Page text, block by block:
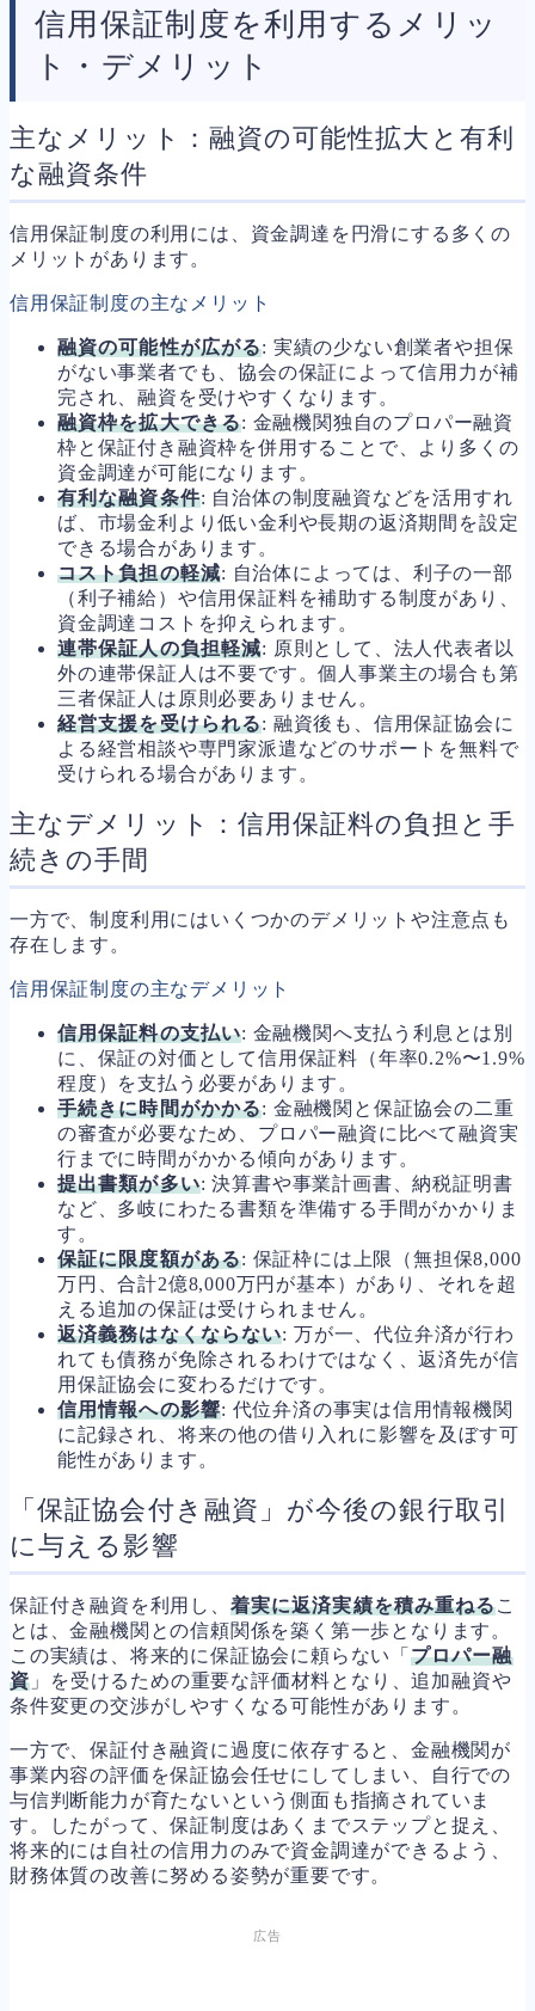
信用保証制度を利用するメリッ
ト・デメリット
主なメリット：融資の可能性拡大と有利
な融資条件
信用保証制度の利用には、資金調達を円滑にする多くの
メリットがあります。
信用保証制度の主なメリット
融資の可能性が広がる: 実績の少ない創業者や担保
がない事業者でも、協会の保証によって信用力が補
完され、融資を受けやすくなります。
融資枠を拡大できる: 金融機関独自のプロパー融資
枠と保証付き融資枠を併用することで、より多くの
資金調達が可能になります。
有利な融資条件: 自治体の制度融資などを活用すれ
ば、市場金利より低い金利や長期の返済期間を設定
できる場合があります。
コスト負担の軽減: 自治体によっては、利子の一部
（利子補給）や信用保証料を補助する制度があり、
資金調達コストを抑えられます。
連帯保証人の負担軽減: 原則として、法人代表者以
外の連帯保証人は不要です。個人事業主の場合も第
三者保証人は原則必要ありません。
経営支援を受けられる: 融資後も、信用保証協会に
よる経営相談や専門家派遣などのサポートを無料で
受けられる場合があります。
主なデメリット：信用保証料の負担と手
続きの手間
一方で、制度利用にはいくつかのデメリットや注意点も
存在します。
信用保証制度の主なデメリット
信用保証料の支払い: 金融機関へ支払う利息とは別
に、保証の対価として信用保証料（年率0.2%〜1.9%
程度）を支払う必要があります。
手続きに時間がかかる: 金融機関と保証協会の二重
の審査が必要なため、プロパー融資に比べて融資実
行までに時間がかかる傾向があります。
提出書類が多い: 決算書や事業計画書、納税証明書
など、多岐にわたる書類を準備する手間がかかりま
す。
保証に限度額がある: 保証枠には上限（無担保8,000
万円、合計2億8,000万円が基本）があり、それを超
える追加の保証は受けられません。
返済義務はなくならない: 万が一、代位弁済が行わ
れても債務が免除されるわけではなく、返済先が信
用保証協会に変わるだけです。
信用情報への影響: 代位弁済の事実は信用情報機関
に記録され、将来の他の借り入れに影響を及ぼす可
能性があります。
「保証協会付き融資」が今後の銀行取引
に与える影響
保証付き融資を利用し、 着実に返済実績を積み重ねるこ
とは、金融機関との信頼関係を築く第一歩となります。
この実績は、将来的に保証協会に頼らない「 プロパー融
資 」を受けるための重要な評価材料となり、追加融資や
条件変更の交渉がしやすくなる可能性があります。
一方で、保証付き融資に過度に依存すると、金融機関が
事業内容の評価を保証協会任せにしてしまい、自行での
与信判断能力が育たないという側面も指摘されていま
す。したがって、保証制度はあくまでステップと捉え、
将来的には自社の信用力のみで資金調達ができるよう、
財務体質の改善に努める姿勢が重要です。
広告